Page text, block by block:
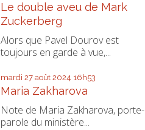
Le double aveu de Mark
Zuckerberg
Alors que Pavel Dourov est
toujours en garde à vue,...
mardi 27 août 2024 16h53
Maria Zakharova
Note de Maria Zakharova, porte-
parole du ministère...